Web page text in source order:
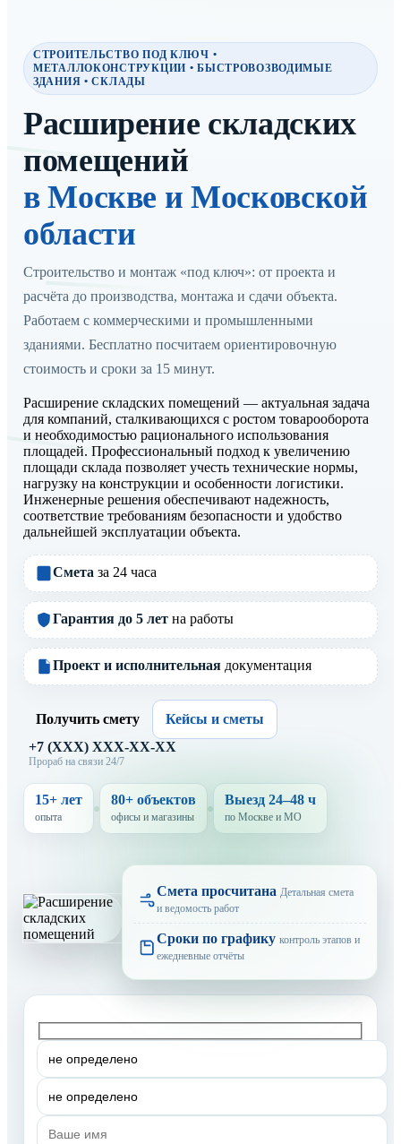
СТРОИТЕЛЬСТВО ПОД КЛЮЧ •
МЕТАЛЛОКОНСТРУКЦИИ • БЫСТРОВОЗВОДИМЫЕ
ЗДАНИЯ • СКЛАДЫ
Расширение складских
помещений
в Москве и Московской
области
Строительство и монтаж «под ключ»: от проекта и
расчёта до производства, монтажа и сдачи объекта.
Работаем с коммерческими и промышленными
зданиями. Бесплатно посчитаем ориентировочную
стоимость и сроки за 15 минут.
Расширение складских помещений — актуальная задача
для компаний, сталкивающихся с ростом товарооборота
и необходимостью рационального использования
площадей. Профессиональный подход к увеличению
площади склада позволяет учесть технические нормы,
нагрузку на конструкции и особенности логистики.
Инженерные решения обеспечивают надежность,
соответствие требованиям безопасности и удобство
дальнейшей эксплуатации объекта.
Смета за 24 часа
Гарантия до 5 лет на работы
Проект и исполнительная документация
Получить смету
Кейсы и сметы
+7 (XXX) XXX-XX-XX
Прораб на связи 24/7
15+ лет
опыта
80+ объектов
офисы и магазины
Выезд 24–48 ч
по Москве и МО
Смета просчитана Детальная смета
и ведомость работ
Сроки по графику контроль этапов и
ежедневные отчёты